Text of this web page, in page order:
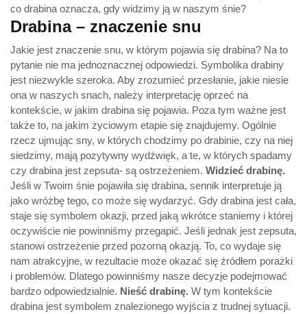
co drabina oznacza, gdy widzimy ją w naszym śnie?
Drabina – znaczenie snu
Jakie jest znaczenie snu, w którym pojawia się drabina? Na to
pytanie nie ma jednoznacznej odpowiedzi. Symbolika drabiny
jest niezwykle szeroka. Aby zrozumieć przesłanie, jakie niesie
ona w naszych snach, należy interpretację oprzeć na
kontekście, w jakim drabina się pojawia. Poza tym ważne jest
także to, na jakim życiowym etapie się znajdujemy. Ogólnie
rzecz ujmując sny, w których chodzimy po drabinie, czy na niej
siedzimy, mają pozytywny wydźwięk, a te, w których spadamy
czy drabina jest zepsuta- są ostrzeżeniem. Widzieć drabinę.
Jeśli w Twoim śnie pojawiła się drabina, sennik interpretuje ją
jako wróżbę tego, co może się wydarzyć. Gdy drabina jest cała,
staje się symbolem okazji, przed jaką wkrótce staniemy i której
oczywiście nie powinniśmy przegapić. Jeśli jednak jest zepsuta,
stanowi ostrzeżenie przed pozorną okazją. To, co wydaje się
nam atrakcyjne, w rezultacie może okazać się źródłem porażki
i problemów. Dlatego powinniśmy nasze decyzje podejmować
bardzo odpowiedzialnie. Nieść drabinę. W tym kontekście
drabina jest symbolem znalezionego wyjścia z trudnej sytuacji.